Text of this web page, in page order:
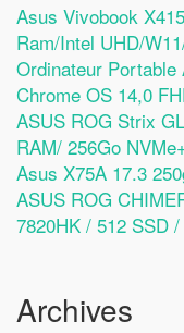
Asus Vivobook
Ram/Intel UHD/
Ordinateur Portable
Chrome OS 14,0
ASUS ROG Strix
RAM/ 256Go
Asus X75A 17.3
ASUS ROG
7820HK / 512 SSD
Archives